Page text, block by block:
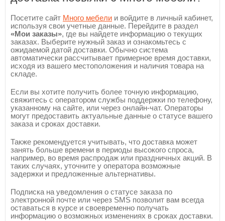
Посетите сайт Много мебели и войдите в личный кабинет,
используя свои учетные данные. Перейдите в раздел
«Мои заказы», где вы найдете информацию о текущих
заказах. Выберите нужный заказ и ознакомьтесь с
ожидаемой датой доставки. Обычно система
автоматически рассчитывает примерное время доставки,
исходя из вашего местоположения и наличия товара на
складе.
Если вы хотите получить более точную информацию,
свяжитесь с оператором службы поддержки по телефону,
указанному на сайте, или через онлайн-чат. Операторы
могут предоставить актуальные данные о статусе вашего
заказа и сроках доставки.
Также рекомендуется учитывать, что доставка может
занять больше времени в периоды высокого спроса,
например, во время распродаж или праздничных акций. В
таких случаях, уточните у оператора возможные
задержки и предложенные альтернативы.
Подписка на уведомления о статусе заказа по
электронной почте или через SMS позволит вам всегда
оставаться в курсе и своевременно получать
информацию о возможных изменениях в сроках доставки.